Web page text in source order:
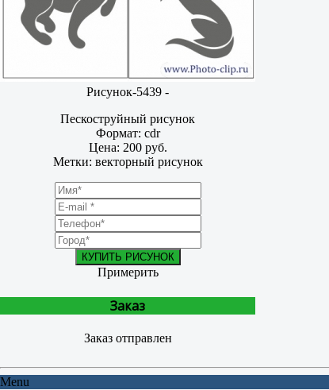
Рисунок-5439 -
Пескоструйный рисунок
Формат: cdr
Цена: 200 руб.
Метки: векторный рисунок
КУПИТЬ РИСУНОК
Примерить
Заказ
Заказ отправлен
Menu